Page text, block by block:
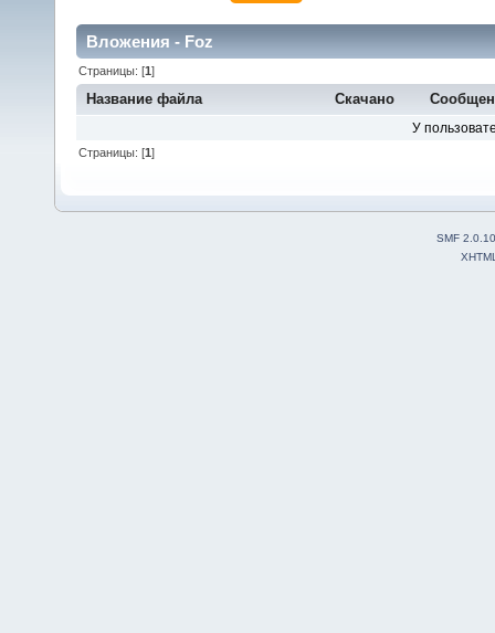
Вложения - Foz
Страницы: [1]
Название файла Скачано
У
Страницы: [1]
SMF 2.0.10